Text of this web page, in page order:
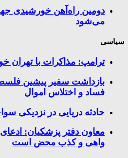
دومین راه‌آهن خورشیدی
می‌شود
سیاسی
ترامپ: مذاکرات با تهران
بازداشت سفیر پیشین
فساد و اختلاس اموال
حادثه دریایی در نزدیکی
معاون دفتر پزشکیان:
واهی و کذب محض است